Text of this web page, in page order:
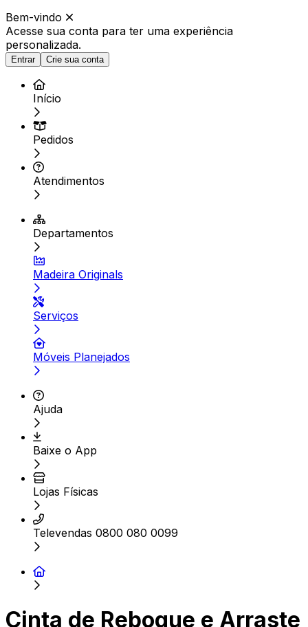
Bem-vindo
Acesse sua conta para ter uma experiência
personalizada.
Entrar Crie sua conta
Início
Pedidos
Atendimentos
Departamentos
Madeira Originals
Serviços
Móveis Planejados
Ajuda
Baixe o App
Lojas Físicas
Televendas 0800 080 0099
Cinta de Reboque e Arraste